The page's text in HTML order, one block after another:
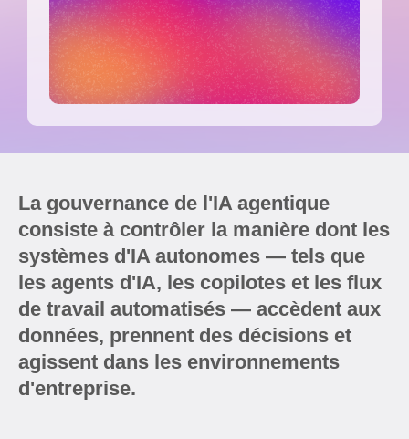
La gouvernance de l'IA agentique
consiste à contrôler la manière dont les
systèmes d'IA autonomes — tels que
les agents d'IA, les copilotes et les flux
de travail automatisés — accèdent aux
données, prennent des décisions et
agissent dans les environnements
d'entreprise.